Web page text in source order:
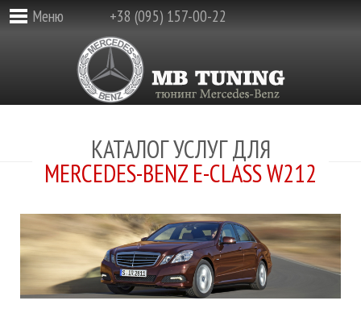
Меню +38 (095) 157-00-22
КАТАЛОГ УСЛУГ ДЛЯ
MERCEDES-BENZ E-CLASS W212